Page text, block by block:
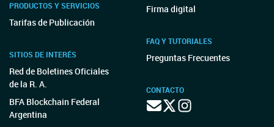
PRODUCTOS Y SERVICIOS
Tarifas de Publicación
SITIOS DE INTERÉS
Red de Boletines Oficiales
de la R. A.
BFA Blockchain Federal
Argentina
Firma digital
FAQ Y TUTORIALES
Preguntas Frecuentes
CONTACTO